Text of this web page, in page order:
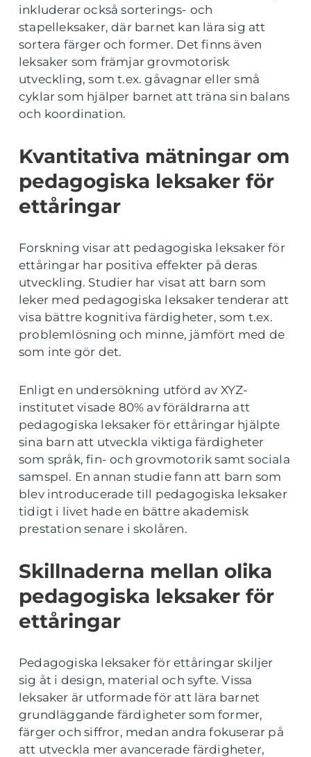
inkluderar också sorterings- och
stapelleksaker, där barnet kan lära sig att
sortera färger och former. Det finns även
leksaker som främjar grovmotorisk
utveckling, som t.ex. gåvagnar eller små
cyklar som hjälper barnet att träna sin balans
och koordination.
Kvantitativa mätningar om
pedagogiska leksaker för
ettåringar
Forskning visar att pedagogiska leksaker för
ettåringar har positiva effekter på deras
utveckling. Studier har visat att barn som
leker med pedagogiska leksaker tenderar att
visa bättre kognitiva färdigheter, som t.ex.
problemlösning och minne, jämfört med de
som inte gör det.
Enligt en undersökning utförd av XYZ-
institutet visade 80% av föräldrarna att
pedagogiska leksaker för ettåringar hjälpte
sina barn att utveckla viktiga färdigheter
som språk, fin- och grovmotorik samt sociala
samspel. En annan studie fann att barn som
blev introducerade till pedagogiska leksaker
tidigt i livet hade en bättre akademisk
prestation senare i skolåren.
Skillnaderna mellan olika
pedagogiska leksaker för
ettåringar
Pedagogiska leksaker för ettåringar skiljer
sig åt i design, material och syfte. Vissa
leksaker är utformade för att lära barnet
grundläggande färdigheter som former,
färger och siffror, medan andra fokuserar på
att utveckla mer avancerade färdigheter,